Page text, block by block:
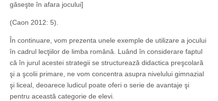
găseşte în afara jocului]
(Caon 2012: 5).
În continuare, vom prezenta unele exemple de utilizare a jocului
în cadrul lecţiilor de limba română. Luând în considerare faptul
că în jurul acestei strategii se structurează didactica pre­şcolară
şi a şcolii primare, ne vom concentra asupra nivelului gimnazial
şi liceal, deoarece ludicul poate oferi o serie de avantaje şi
pentru această categorie de elevi.